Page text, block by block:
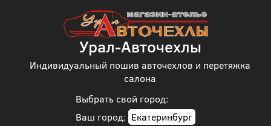
Выбрать свой город:
Ваш город: Екатеринбург
Урал-Авточехлы
Индивидуальный пошив авточехлов и перетяжка
салона